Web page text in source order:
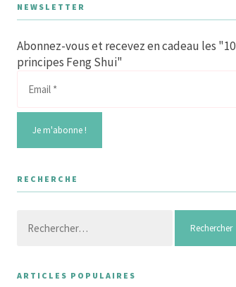
NEWSLETTER
Abonnez-vous et recevez en cadeau les "10
principes Feng Shui"
RECHERCHE
ARTICLES POPULAIRES